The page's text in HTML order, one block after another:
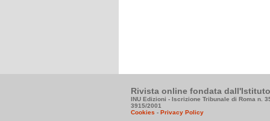
Rivista online fondata
INU Edizioni - Iscrizione Tribunale di Roma n.
3915/2001
Cookies - Privacy Policy